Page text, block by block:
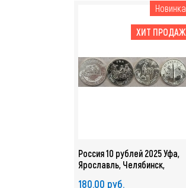
Новинка
ХИТ ПРОДАЖ
Россия 10 рублей 2025 Уфа,
Ярославль, Челябинск,
180.00 руб.